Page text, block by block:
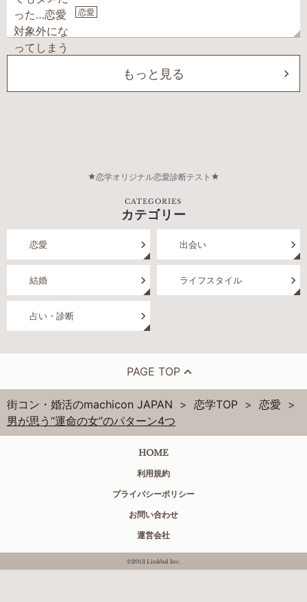
恋愛
もっと見る
恋学オリジナル恋愛診断テスト
CATEGORIES
カテゴリー
恋愛 出会い
結婚 ライフスタイル
占い・診断
PAGE TOP
街コン・婚活のmachicon JAPAN 恋学TOP
恋愛
男が思う“運命の女”のパターン4つ
HOME
利用規約
プライバシーポリシー
お問い合わせ
運営会社
©2013 Linkbal Inc.